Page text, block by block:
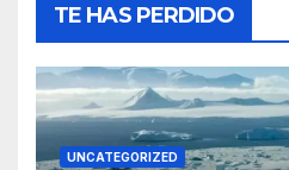
TE HAS PERDIDO
UNCATEGORIZED